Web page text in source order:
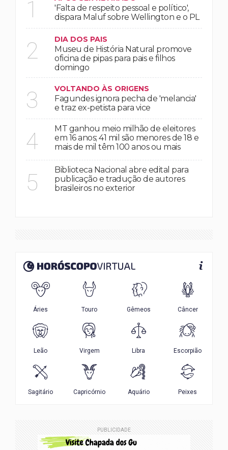
1
'Falta de respeito pessoal e político',
dispara Maluf sobre Wellington e o PL
2 DIA DOS PAIS
Museu de História Natural promove
oficina de pipas para pais e filhos
domingo
3 VOLTANDO ÀS ORIGENS
Fagundes ignora pecha de 'melancia'
e traz ex-petista para vice
4
MT ganhou meio milhão de eleitores
em 16 anos; 41 mil são menores de 18 e
mais de mil têm 100 anos ou mais
5
Biblioteca Nacional abre edital para
publicação e tradução de autores
brasileiros no exterior
PUBLICIDADE